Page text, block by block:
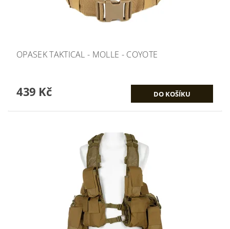
OPASEK TAKTICAL - MOLLE - COYOTE
439 Kč